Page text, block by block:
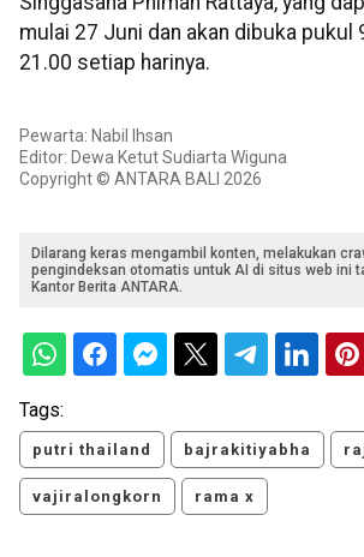
mulai 27 Juni dan akan dibuka pukul
21.00 setiap harinya.
Pewarta: Nabil Ihsan
Editor: Dewa Ketut Sudiarta Wiguna
Copyright © ANTARA BALI 2026
Dilarang keras mengambil konten, melakukan
pengindeksan otomatis untuk AI di situs web ini
Kantor Berita ANTARA.
Tags:
putri thailand bajrakitiyabha
vajiralongkorn rama x